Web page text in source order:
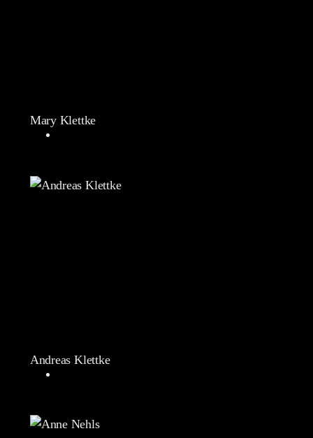
Mary Klettke
Andreas Klettke